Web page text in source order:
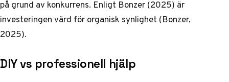
på grund av konkurrens. Enligt Bonzer (2025) är
investeringen värd för organisk synlighet (Bonzer,
2025).
DIY vs professionell hjälp